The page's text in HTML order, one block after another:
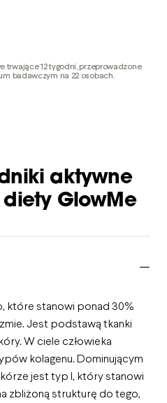
trwające 12 tygodni, przeprowadzone
badawczym na 22 osobach.
aktywne
GlowMe
które stanowi ponad 30%
Jest podstawą tkanki
W ciele człowieka
kolagenu. Dominującym
jest typ I, który stanowi
zbliżoną strukturę do tego,